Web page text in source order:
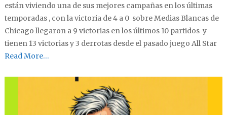
están viviendo una de sus mejores campañas en los últimas
temporadas , con la victoria de 4 a 0 sobre Medias Blancas de
Chicago llegaron a 9 victorias en los últimos 10 partidos y
tienen 13 victorias y 3 derrotas desde el pasado juego All Star
Read More…